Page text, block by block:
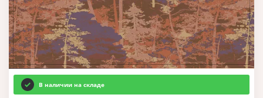
В наличии на складе